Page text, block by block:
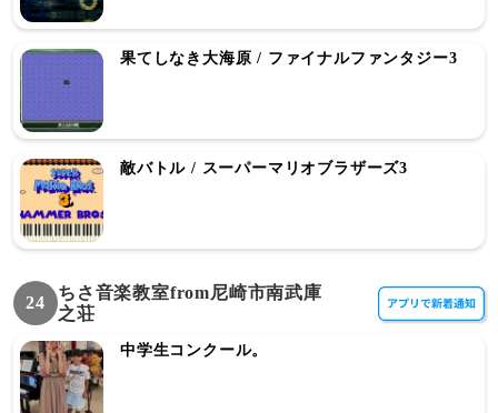
果てしなき大海原 / ファイナルファンタジー3
敵バトル / スーパーマリオブラザーズ3
24
ちさ音楽教室from尼崎市南武庫
之荘
中学生コンクール。